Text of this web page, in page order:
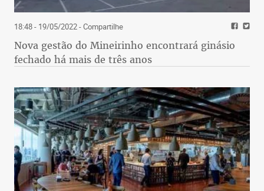
18:48 - 19/05/2022- Compartilhe
Nova gestão do Mineirinho encontrará ginásio
fechado há mais de três anos